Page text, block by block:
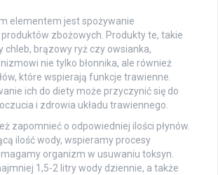
elementem jest spożywanie
zbożowych. Produkty te, takie
chleb, brązowy ryż czy owsianka,
nie tylko błonnika, ale również
które wspierają funkcje trawienne.
ich do diety może przyczynić się do
i zdrowia układu trawiennego.
zapomnieć o odpowiedniej ilości płynów.
ilość wody, wspieramy procesy
organizm w usuwaniu toksyn.
1,5-2 litry wody dziennie, a także